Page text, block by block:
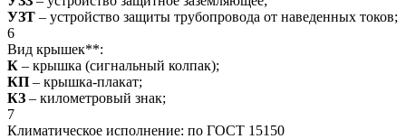
УЗТ – устройство защиты трубопровода от наведенных токов;
6
Вид крышек**:
К – крышка (сигнальный колпак);
КП – крышка-плакат;
КЗ – километровый знак;
7
Климатическое исполнение: по ГОСТ 15150